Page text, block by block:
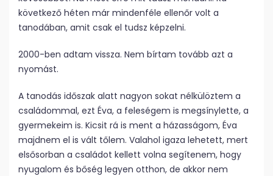
következő héten már mindenféle ellenőr volt a
tanodában, amit csak el tudsz képzelni.
2000-ben adtam vissza. Nem bírtam tovább azt a
nyomást.
A tanodás időszak alatt nagyon sokat nélkülöztem a
családommal, ezt Éva, a feleségem is megsínylette, a
gyermekeim is. Kicsit rá is ment a házasságom, Éva
majdnem el is vált tőlem. Valahol igaza lehetett, mert
elsősorban a családot kellett volna segítenem, hogy
nyugalom és bőség legyen otthon, de akkor nem